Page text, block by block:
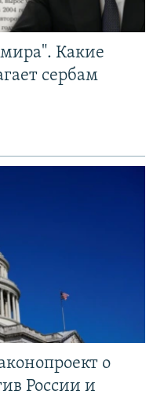
мира". Какие
сербам
о
России и